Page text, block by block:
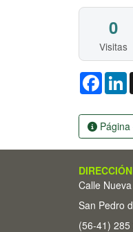
0
Visitas
Calle
San Pedro
(56-41) 285